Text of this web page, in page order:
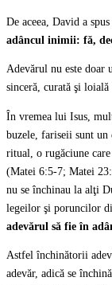
De aceea, David a
adâncul inimii: fă,
Adevărul nu este
sinceră, curată şi
În vremea lui Isus,
buzele, fariseii sunt
ritual, o rugăciune
(Matei 6:5-7; Matei
nu se închinau la alţi
legeilor şi poruncilor
adevărul să fie în
Astfel închinătorii
adevăr, adică se